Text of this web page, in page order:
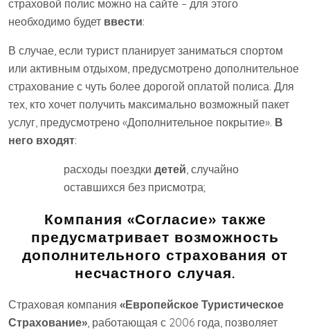
страховой полис можно на сайте – для этого
необходимо будет ввести:
В случае, если турист планирует заниматься спортом
или активным отдыхом, предусмотрено дополнительное
страхование с чуть более дорогой оплатой полиса. Для
тех, кто хочет получить максимально возможный пакет
услуг, предусмотрено «Дополнительное покрытие». В
него входят:
расходы поездки детей , случайно
оставшихся без присмотра;
Компания «Согласие» также
предусматривает возможность
дополнительного страхования от
несчастного случая.
Страховая компания «Европейское Туристическое
Страхование» , работающая с 2006 года, позволяет